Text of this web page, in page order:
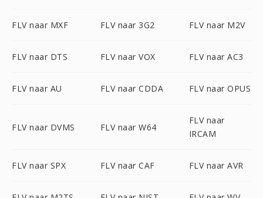
FLV naar MXF FLV naar 3G2 FLV naar M2V
FLV naar DTS FLV naar VOX FLV naar AC3
FLV naar AU FLV naar CDDA FLV naar OPUS
FLV naar DVMS FLV naar W64
FLV naar
IRCAM
FLV naar SPX FLV naar CAF FLV naar AVR